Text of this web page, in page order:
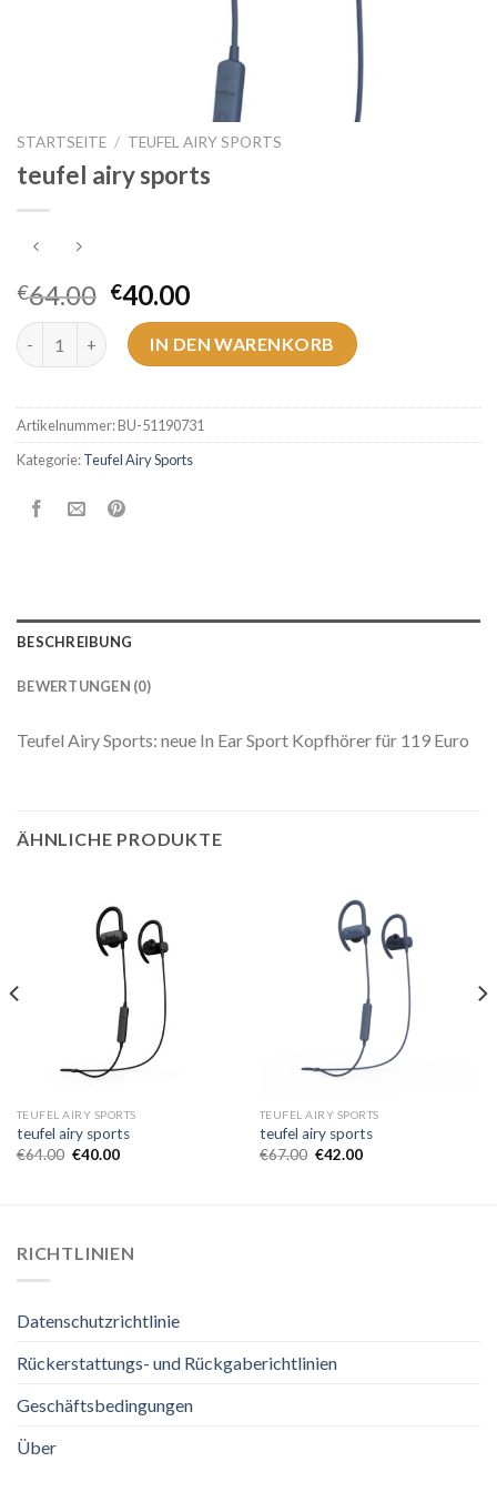
STARTSEITE / TEUFEL AIRY SPORTS
teufel airy sports
€64.00 €40.00
teufel airy sports MengeIN DEN WARENKORB
Artikelnummer:BU-51190731
Kategorie:Teufel Airy Sports
BESCHREIBUNG
BEWERTUNGEN (0)
Teufel Airy Sports: neue In Ear Sport Kopfhörer für 119 Euro
ÄHNLICHE PRODUKTE
TEUFEL AIRY SPORTS
teufel airy sports
€64.00 €40.00
TEUFEL AIRY SPORTS
teufel airy sports
€67.00 €42.00
RICHTLINIEN
Datenschutzrichtlinie
Rückerstattungs- und Rückgaberichtlinien
Geschäftsbedingungen
Über